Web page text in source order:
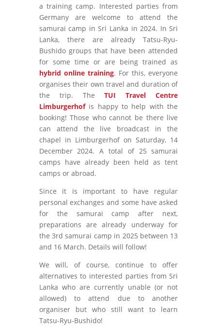
a training camp. Interested parties from
Germany are welcome to attend the
samurai camp in Sri Lanka in 2024. In Sri
Lanka, there are already Tatsu-Ryu-
Bushido groups that have been attended
for some time or are being trained as
hybrid online training. For this, everyone
organises their own travel and duration of
the trip. TheTUI Travel Centre
Limburgerhofis happy to help with the
booking! Those who cannot be there live
can attend the live broadcast in the
chapel in Limburgerhof on Saturday, 14
December 2024. A total of 25 samurai
camps have already been held as tent
camps or abroad.
Since it is important to have regular
personal exchanges and some have asked
for the samurai camp after next,
preparations are already underway for
the 3rd samurai camp in 2025 between 13
and 16 March. Details will follow!
We will, of course, continue to offer
alternatives to interested parties from Sri
Lanka who are currently unable (or not
allowed) to attend due to another
organiser but who still want to learn
Tatsu-Ryu-Bushido!